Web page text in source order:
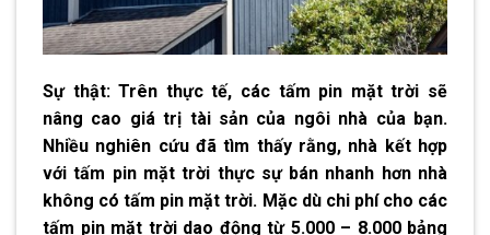
Sự thật: Trên thực tế, các tấm pin mặt trời sẽ
nâng cao giá trị tài sản của ngôi nhà của bạn.
Nhiều nghiên cứu đã tìm thấy rằng, nhà kết hợp
với tấm pin mặt trời thực sự bán nhanh hơn nhà
không có tấm pin mặt trời. Mặc dù chi phí cho các
tấm pin mặt trời dao động từ 5.000 – 8.000 bảng